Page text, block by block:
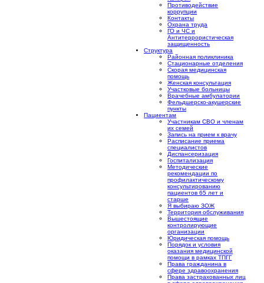
Противодействие
коррупции
Контакты
Охрана труда
ГО и ЧС и
Антитеррористическая
защищенность
Структура
Районная поликлиника
Стационарные отделения
Скорая медицинская
помощь
Женская консультация
Участковые больницы
Врачебные амбулатории
Фельдшерско-акушерские
пункты
Пациентам
Участникам СВО и членам
их семей
Запись на прием к врачу
Расписание приема
специалистов
Диспансеризация
Госпитализация
Методические
рекомендации по
профилактическому
консультированию
пациентов 65 лет и
старше
Я выбираю ЗОЖ
Территория обслуживания
Вышестоящие
контролирующие
организации
Юридическая помощь
Порядок и условия
оказания медицинской
помощи в рамках ТПГГ
Права гражданина в
сфере здравоохранения
Права застрахованных лиц